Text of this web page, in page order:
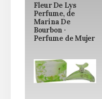
Fleur De Lys
Perfume, de
Marina De
Bourbon ·
Perfume de Mujer